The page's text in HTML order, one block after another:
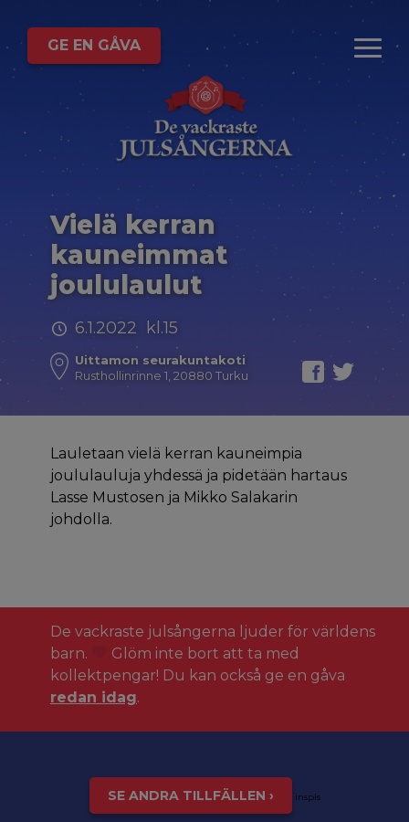
GE EN GÅVA
Vielä kerran
kauneimmat
joululaulut
6.1.2022 kl.15
Uittamon seurakuntakoti
Rusthollinrinne 1, 20880 Turku
Lauletaan vielä kerran kauneimpia
joululauluja yhdessä ja pidetään hartaus
Lasse Mustosen ja Mikko Salakarin
johdolla.
De vackraste julsångerna ljuder för världens
barn.
Glöm inte bort att ta med
kollektpengar! Du kan också ge en gåva
redan idag.
SE ANDRA TILLFÄLLEN › inspis